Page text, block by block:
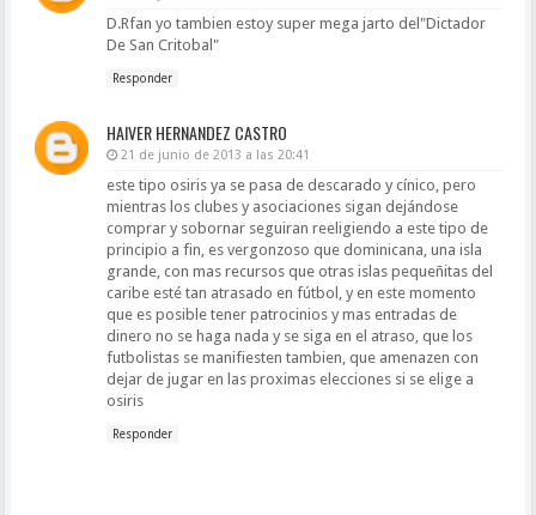
D.Rfan yo tambien estoy super mega jarto del"Dictador
De San Critobal"
Responder
HAIVER HERNANDEZ CASTRO
21 de junio de 2013 a las 20:41
este tipo osiris ya se pasa de descarado y cínico, pero
mientras los clubes y asociaciones sigan dejándose
comprar y sobornar seguiran reeligiendo a este tipo de
principio a fin, es vergonzoso que dominicana, una isla
grande, con mas recursos que otras islas pequeñitas del
caribe esté tan atrasado en fútbol, y en este momento
que es posible tener patrocinios y mas entradas de
dinero no se haga nada y se siga en el atraso, que los
futbolistas se manifiesten tambien, que amenazen con
dejar de jugar en las proximas elecciones si se elige a
osiris
Responder